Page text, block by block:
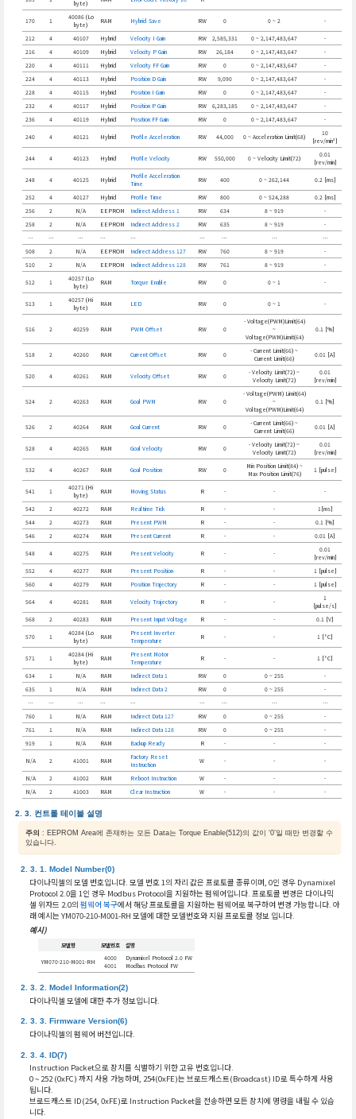
byte)
170 1
40086 (Lo
byte)
RAM Hybrid Save RW 0 0 ~ 2 -
212 4 40107 Hybrid Velocity I Gain RW 2,585,331 0 ~ 2,147,483,647
-
216
4 40109 Hybrid Velocity P Gain RW 26,184 0 ~ 2,147,483,647
-
220
4 40111 Hybrid Velocity FF Gain RW 0 0 ~ 2,147,483,647
-
224
4 40113 Hybrid Position D Gain RW 9,090 0 ~ 2,147,483,647
-
228
4 40115 Hybrid Position I Gain RW 0 0 ~ 2,147,483,647
-
232
4 40117 Hybrid Position P Gain RW 6,283,185 0 ~ 2,147,483,647
-
236
4 40119 Hybrid Position FF Gain RW 0 0 ~ 2,147,483,647 -
240 4 40121 Hybrid Profile Acceleration RW 44,000 0 ~ Acceleration Limit(68)
10
[rev/min²]
244 4 40123 Hybrid Profile Velocity RW 550,000 0 ~ Velocity Limit(72)
0.01
[rev/min]
248 4 40125 Hybrid
Profile Acceleration
Time
RW 400 0 ~ 262,144 0.2 [ms]
252 4 40127 Hybrid Profile Time RW 800 0 ~ 524,288
0.2 [ms]
256
2 N/A EEPROM Indirect Address 1 RW 634 8 ~ 919
-
258
2 N/A EEPROM Indirect Address 2 RW 635 8 ~ 919
-
…
… … … … … … …
…
508
2 N/A EEPROM Indirect Address 127 RW 760 8 ~ 919
-
510
2 N/A EEPROM Indirect Address 128 RW 761 8 ~ 919 -
512 1
40257 (Lo
byte)
RAM Torque Enable RW 0 0 ~ 1 -
513 1
40257 (Hi
byte)
RAM LED RW 0 0 ~ 1 -
516 2 40259 RAM PWM Offset RW 0
- Voltage(PWM)Limit(64)
~
Voltage(PWM)Limit(64)
0.1 [%]
518 2 40260 RAM Current Offset RW 0
- Current Limit(66) ~
Current Limit(66)
0.01 [A]
520 4 40261 RAM Velocity Offset RW 0
- Velocity Limit(72) ~
Velocity Limit(72)
0.01
[rev/min]
524 2 40263 RAM Goal PWM RW 0
- Voltage(PWM) Limit(64)
~
Voltage(PWM)Limit(64)
0.1 [%]
526 2 40264 RAM Goal Current RW 0
- Current Limit(66) ~
Current Limit(66)
0.01 [A]
528 4 40265 RAM Goal Velocity RW 0
- Velocity Limit(72) ~
Velocity Limit(72)
0.01
[rev/min]
532 4 40267 RAM Goal Position RW 0
Min Position Limit(84) ~
Max Position Limit(76)
1 [pulse]
541 1
40271 (Hi
byte)
RAM Moving Status R - - -
542 2 40272 RAM Realtime Tick R - -
1[ms]
544
2 40273 RAM Present PWM R - -
0.1 [%]
546
2 40274 RAM Present Current R - - 0.01 [A]
548 4 40275 RAM Present Velocity R - -
0.01
[rev/min]
552
4 40277 RAM Present Position R - -
1 [pulse]
560
4 40279 RAM Position Trajectory R - - 1 [pulse]
564 4 40281 RAM Velocity Trajectory R - -
1
[pulse/s]
568
2 40283 RAM Present Input Voltage R - - 0.1 [V]
570 1
40284 (Lo
byte)
RAM
Present Inverter
Temperature
R - - 1 [°C]
571 1
40284 (Hi
byte)
RAM
Present Motor
Temperature
R - - 1 [°C]
634 1 N/A RAM Indirect Data 1 RW 0 0 ~ 255
-
635
1 N/A RAM Indirect Data 2 RW 0 0 ~ 255
-
…
… … … … … … …
…
760
1 N/A RAM Indirect Data 127 RW 0 0 ~ 255
-
761
1 N/A RAM Indirect Data 128 RW 0 0 ~ 255
-
919
1 N/A RAM Backup Ready R - - -
N/A 2 41001 RAM
Factory Reset
Instruction
W - - -
N/A 2 41002 RAM Reboot Instruction W - -
-
N/A
2 41003 RAM Clear Instruction W - - -
컨트롤 테이블 설명
주의 : EEPROM Area에 존재하는 모든 Data는 Torque Enable(512)의 값이 ‘0’일 때만 변경할 수
있습니다.
Model Number(0)
다이나믹셀의 모델 번호입니다. 모델 번호 1의 자리 값은 프로토콜 종류이며, 0인 경우 Dynamixel
Protocol 2.0을 1인 경우 Modbus Protocol을 지원하는 펌웨어입니다. 프로토콜 변경은 다이나믹
셀 위자드 2.0의 펌웨어 복구에서 해당 프로토콜을 지원하는 펌웨어로 복구하여 변경 가능합니다. 아
래 예시는 YM070-210-M001-RH 모델에 대한 모델번호와 지원 프로토콜 정보 입니다.
예시)
모델명 모델번호 설명
YM070-210-M001-RH
4000
4001
Dynamixel Protocol 2.0 FW
Modbus Protocol FW
Model Information(2)
다이나믹셀 모델에 대한 추가 정보입니다.
Firmware Version(6)
다이나믹셀의 펌웨어 버전입니다.
ID(7)
Instruction Packet으로 장치를 식별하기 위한 고유 번호입니다.
0 ~ 252 (0xFC) 까지 사용 가능하며, 254(0xFE)는 브로드캐스트(Broadcast) ID로 특수하게 사용
됩니다.
브로드캐스트 ID(254, 0xFE)로 Instruction Packet을 전송하면 모든 장치에 명령을 내릴 수 있습
니다.